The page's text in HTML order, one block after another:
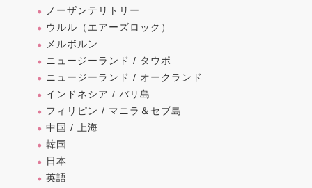
ノーザンテリトリー
ウルル（エアーズロック）
メルボルン
ニュージーランド / タウポ
ニュージーランド / オークランド
インドネシア / バリ島
フィリピン / マニラ＆セブ島
中国 / 上海
韓国
日本
英語